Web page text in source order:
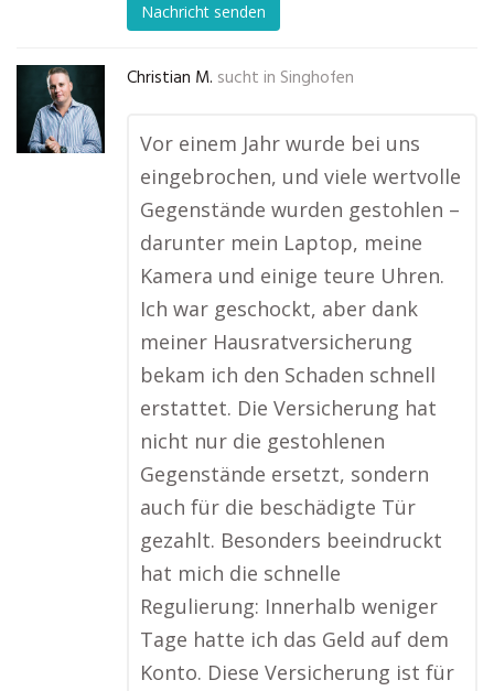
Nachricht senden
Christian M. sucht in Singhofen
Vor einem Jahr wurde bei uns
eingebrochen, und viele wertvolle
Gegenstände wurden gestohlen –
darunter mein Laptop, meine
Kamera und einige teure Uhren.
Ich war geschockt, aber dank
meiner Hausratversicherung
bekam ich den Schaden schnell
erstattet. Die Versicherung hat
nicht nur die gestohlenen
Gegenstände ersetzt, sondern
auch für die beschädigte Tür
gezahlt. Besonders beeindruckt
hat mich die schnelle
Regulierung: Innerhalb weniger
Tage hatte ich das Geld auf dem
Konto. Diese Versicherung ist für